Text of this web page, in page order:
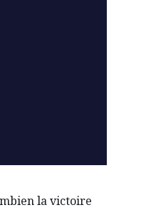
la victoire